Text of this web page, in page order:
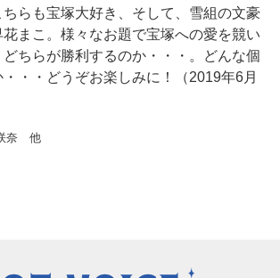
らも宝塚大好き、そして、雪組の文豪
まこ。様々なお題で宝塚への愛を競い
どちらが勝利するのか・・・。どんな個
・・どうぞお楽しみに！（2019年6月
奈 他